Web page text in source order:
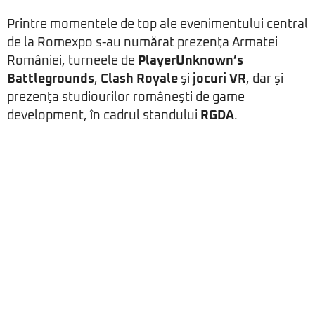
Printre momentele de top ale evenimentului central
de la Romexpo s-au numărat prezenţa Armatei
României, turneele de PlayerUnknown’s
Battlegrounds, Clash Royale şi jocuri VR, dar şi
prezenţa studiourilor româneşti de game
development, în cadrul standului RGDA.